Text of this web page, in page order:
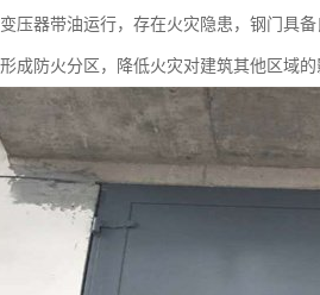
压器带油运行，存在火灾隐患，钢门具
成防火分区，降低火灾对建筑其他区域的